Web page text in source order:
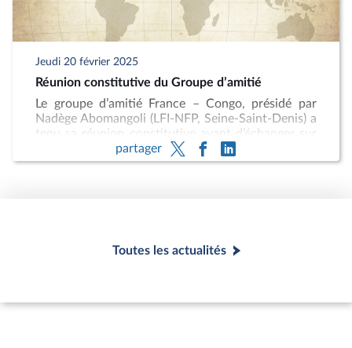
Jeudi 20 février 2025
Réunion constitutive du Groupe d’amitié
Le groupe d’amitié France – Congo, présidé par
Nadège Abomangoli (LFI-NFP, Seine-Saint-Denis) a
tenu sa réunion constitutive avant d’échanger sur
les futures activités du groupe.
partager
Toutes les actualités